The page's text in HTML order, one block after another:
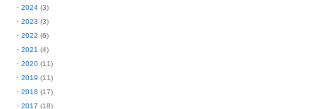
2024 (3)
2023 (3)
2022 (6)
2021 (4)
2020 (11)
2019 (11)
2018 (17)
2017 (18)